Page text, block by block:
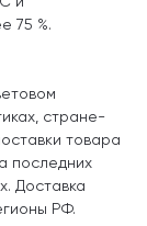
75 %.
стране-
товара
последних
Доставка
РФ.